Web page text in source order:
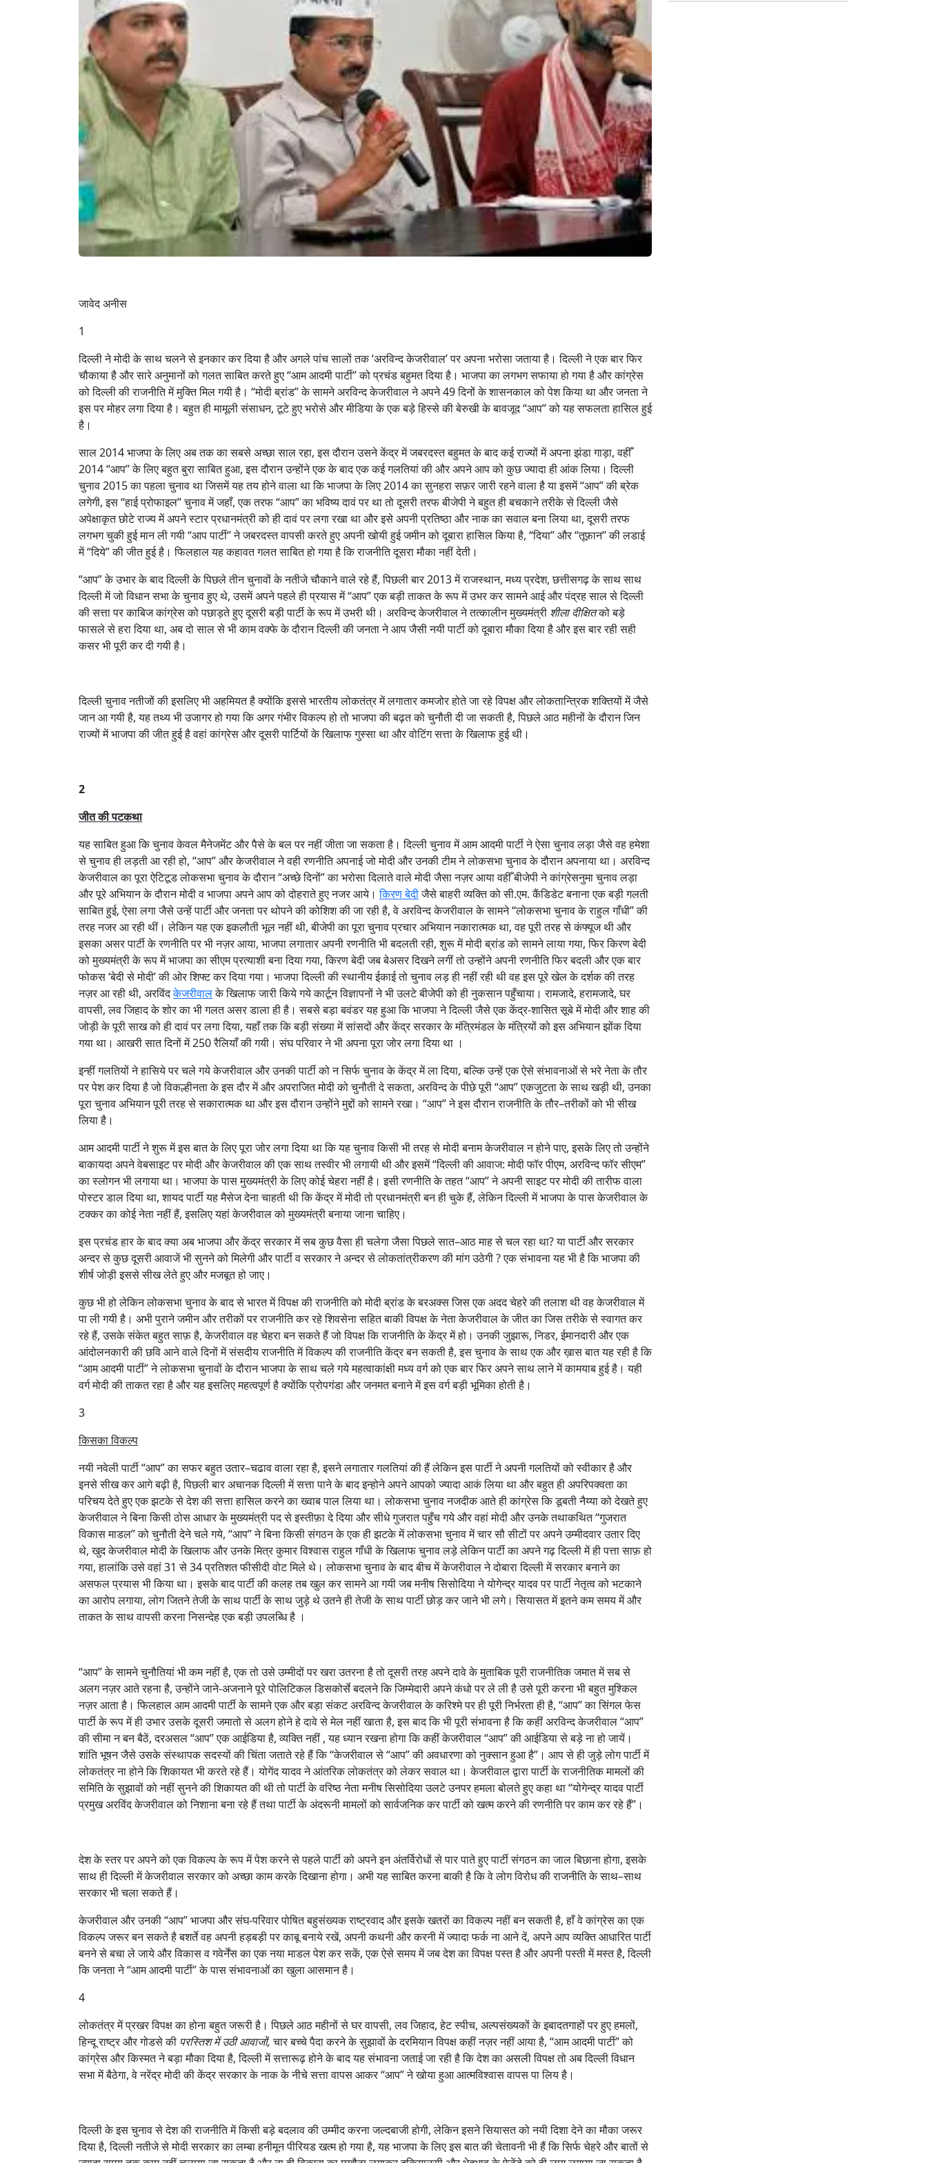
जावेद अनीस
1
दिल्ली ने मोदी के साथ चलने से इनकार कर दिया है और अगले पांच सालों तक ‘अरविन्द केजरीवाल’ पर अपना भरोसा जताया है। दिल्ली ने एक बार फिर
चौकाया है और सारे अनुमानों को गलत साबित करते हुए “आम आदमी पार्टी” को प्रचंड बहुमत दिया है। भाजपा का लगभग सफाया हो गया है और कांग्रेस
को दिल्ली की राजनीति में मुक्ति मिल गयी है। “मोदी ब्रांड” के सामने अरविन्द केजरीवाल ने अपने 49 दिनों के शासनकाल को पेश किया था और जनता ने
इस पर मोहर लगा दिया है। बहुत ही मामूली संसाधन, टूटे हुए भरोसे और मीडिया के एक बड़े हिस्से की बेरुखी के बावजूद “आप” को यह सफलता हासिल हुई
है।
साल 2014 भाजपा के लिए अब तक का सबसे अच्छा साल रहा, इस दौरान उसने केंद्र में जबरदस्त बहुमत के बाद कई राज्यों में अपना झंडा गाड़ा, वहीँ
2014 “आप” के लिए बहुत बुरा साबित हुआ, इस दौरान उन्होंने एक के बाद एक कई गलतियां की और अपने आप को कुछ ज्यादा ही आंक लिया। दिल्ली
चुनाव 2015 का पहला चुनाव था जिसमें यह तय होने वाला था कि भाजपा के लिए 2014 का सुनहरा सफ़र जारी रहने वाला है या इसमें “आप” की ब्रेक
लगेगी, इस “हाई प्रोफाइल” चुनाव में जहाँ, एक तरफ “आप” का भविष्य दावं पर था तो दूसरी तरफ बीजेपी ने बहुत ही बचकाने तरीके से दिल्ली जैसे
अपेक्षाकृत छोटे राज्य में अपने स्टार प्रधानमंत्री को ही दावं पर लगा रखा था और इसे अपनी प्रतिष्ठा और नाक का सवाल बना लिया था, दूसरी तरफ
लगभग चुकी हुई मान ली गयी “आप पार्टी” ने जबरदस्त वापसी करते हुए अपनी खोयी हुई जमीन को दूबारा हासिल किया है, “दिया” और “तूफ़ान” की लडाई
में “दिये” की जीत हुई है। फिलहाल यह कहावत गलत साबित हो गया है कि राजनीति दूसरा मौका नहीं देती।
“आप” के उभार के बाद दिल्ली के पिछले तीन चुनावों के नतीजे चौकाने वाले रहे हैं, पिछली बार 2013 में राजस्थान, मध्य प्रदेश, छत्तीसगढ़ के साथ साथ
दिल्ली में जो विधान सभा के चुनाव हुए थे, उसमें अपने पहले ही प्रयास में “आप” एक बड़ी ताकत के रूप में उभर कर सामने आई और पंद्रह साल से दिल्ली
की सत्ता पर काबिज कांग्रेस को पछाड़ते हुए दूसरी बड़ी पार्टी के रूप में उभरी थी। अरविन्द केजरीवाल ने तत्कालीन मुख्यमंत्री शीला दीक्षितको बड़े
फासले से हरा दिया था, अब दो साल से भी काम वक्फे के दौरान दिल्ली की जनता ने आप जैसी नयी पार्टी को दूबारा मौका दिया है और इस बार रही सही
कसर भी पूरी कर दी गयी है।
दिल्ली चुनाव नतीजों की इसलिए भी अहमियत है क्योंकि इससे भारतीय लोकतंत्र में लगातार कमजोर होते जा रहे विपक्ष और लोकतान्त्रिक शक्तियों में जैसे
जान आ गयी है, यह तथ्य भी उजागर हो गया कि अगर गंभीर विकल्प हो तो भाजपा की बढ़त को चुनौती दी जा सकती है, पिछले आठ महीनों के दौरान जिन
राज्यों में भाजपा की जीत हुई है वहां कांग्रेस और दूसरी पार्टियों के खिलाफ गुस्सा था और वोटिंग सत्ता के खिलाफ हुई थी।
2
जीत की पटकथा
यह साबित हुआ कि चुनाव केवल मैनेजमेंट और पैसे के बल पर नहीं जीता जा सकता है। दिल्ली चुनाव में आम आदमी पार्टी ने ऐसा चुनाव लड़ा जैसे वह हमेशा
से चुनाव ही लड़ती आ रही हो, “आप” और केजरीवाल ने वही रणनीति अपनाई जो मोदी और उनकी टीम ने लोकसभा चुनाव के दौरान अपनाया था। अरविन्द
केजरीवाल का पूरा ऐटिटूड लोकसभा चुनाव के दौरान “अच्छे दिनों” का भरोसा दिलाते वाले मोदी जैसा नज़र आया वहीँ बीजेपी ने कांग्रेसनुमा चुनाव लड़ा
और पूरे अभियान के दौरान मोदी व भाजपा अपने आप को दोहराते हुए नजर आये।किरण बेदीजैसे बाहरी व्यक्ति को सी.एम. कैंडिडेट बनाना एक बड़ी गलती
साबित हुई, ऐसा लगा जैसे उन्हें पार्टी और जनता पर थोपने की कोशिश की जा रही है, वे अरविन्द केजरीवाल के सामने “लोकसभा चुनाव के राहुल गाँधी” की
तरह नजर आ रही थीं। लेकिन यह एक इकलौती भूल नहीं थी, बीजेपी का पूरा चुनाव प्रचार अभियान नकारात्मक था, वह पूरी तरह से कंफ्यूज थी और
इसका असर पार्टी के रणनीति पर भी नज़र आया, भाजपा लगातार अपनी रणनीति भी बदलती रही, शुरू में मोदी ब्रांड को सामने लाया गया, फिर किरण बेदी
को मुख्यमंत्री के रूप में भाजपा का सीएम प्रत्याशी बना दिया गया, किरण बेदी जब बेअसर दिखने लगीं तो उन्होंने अपनी रणनीति फिर बदली और एक बार
फोकस ‘बेदी से मोदी’ की ओर शिफ्ट कर दिया गया। भाजपा दिल्ली की स्थानीय ईकाई तो चुनाव लड़ ही नहीं रही थी वह इस पूरे खेल के दर्शक की तरह
नज़र आ रही थी, अरविंदकेजरीवालके खिलाफ जारी किये गये कार्टून विज्ञापनों ने भी उलटे बीजेपी को ही नुकसान पहुँचाया। रामजादे, हरामजादे, घर
वापसी, लव जिहाद के शोर का भी गलत असर डाला ही है। सबसे बड़ा बवंडर यह हुआ कि भाजपा ने दिल्ली जैसे एक केंद्र-शासित सूबे में मोदी और शाह की
जोड़ी के पूरी साख को ही दावं पर लगा दिया, यहाँ तक कि बड़ी संख्या में सांसदों और केंद्र सरकार के मंत्रिमंडल के मंत्रियों को इस अभियान झोंक दिया
गया था। आखरी सात दिनों में 250 रैलियाँ की गयी। संघ परिवार ने भी अपना पूरा जोर लगा दिया था ।
इन्हीं गलतियों ने हासिये पर चले गये केजरीवाल और उनकी पार्टी को न सिर्फ चुनाव के केंद्र में ला दिया, बल्कि उन्हें एक ऐसे संभावनाओं से भरे नेता के तौर
पर पेश कर दिया है जो विकल्हीनता के इस दौर में और अपराजित मोदी को चुनौती दे सकता, अरविन्द के पीछे पूरी “आप” एकजुटता के साथ खड़ी थी, उनका
पूरा चुनाव अभियान पूरी तरह से सकारात्मक था और इस दौरान उन्होंने मुद्दों को सामने रखा। “आप” ने इस दौरान राजनीति के तौर–तरीकों को भी सीख
लिया है।
आम आदमी पार्टी ने शुरू में इस बात के लिए पूरा जोर लगा दिया था कि यह चुनाव किसी भी तरह से मोदी बनाम केजरीवाल न होने पाए, इसके लिए तो उन्होंने
बाकायदा अपने वेबसाइट पर मोदी और केजरीवाल की एक साथ तस्वीर भी लगायी थी और इसमें “दिल्ली की आवाज: मोदी फॉर पीएम, अरविन्द फॉर सीएम”
का स्लोगन भी लगाया था। भाजपा के पास मुख्यमंत्री के लिए कोई चेहरा नहीं है। इसी रणनीति के तहत “आप” ने अपनी साइट पर मोदी की तारीफ वाला
पोस्टर डाल दिया था, शायद पार्टी यह मैसेज देना चाहती थी कि केंद्र में मोदी तो प्रधानमंत्री बन ही चुके हैं, लेकिन दिल्ली में भाजपा के पास केजरीवाल के
टक्कर का कोई नेता नहीं हैं, इसलिए यहां केजरीवाल को मुख्यमंत्री बनाया जाना चाहिए।
इस प्रचंड हार के बाद क्या अब भाजपा और केंद्र सरकार में सब कुछ वैसा ही चलेगा जैसा पिछले सात–आठ माह से चल रहा था? या पार्टी और सरकार
अन्दर से कुछ दूसरी आवाजें भी सुनने को मिलेगी और पार्टी व सरकार ने अन्दर से लोकतांत्रीकरण की मांग उठेगी ? एक संभावना यह भी है कि भाजपा की
शीर्ष जोड़ी इससे सीख लेते हुए और मजबूत हो जाए।
कुछ भी हो लेकिन लोकसभा चुनाव के बाद से भारत में विपक्ष की राजनीति को मोदी ब्रांड के बरअक्स जिस एक अदद चेहरे की तलाश थी वह केजरीवाल में
पा ली गयी है। अभी पुराने जमीन और तरीकों पर राजनीति कर रहे शिवसेना सहित बाकी विपक्ष के नेता केजरीवाल के जीत का जिस तरीके से स्वागत कर
रहे हैं, उसके संकेत बहुत साफ़ है, केजरीवाल वह चेहरा बन सकते हैं जो विपक्ष कि राजनीति के केंद्र में हो। उनकी जुझारू, निडर, ईमानदारी और एक
आंदोलनकारी की छवि आने वाले दिनों में संसदीय राजनीति में विकल्प की राजनीति केंद्र बन सकती है, इस चुनाव के साथ एक और ख़ास बात यह रही है कि
“आम आदमी पार्टी” ने लोकसभा चुनावों के दौरान भाजपा के साथ चले गये महत्वाकांक्षी मध्य वर्ग को एक बार फिर अपने साथ लाने में कामयाब हुई है। यही
वर्ग मोदी की ताकत रहा है और यह इसलिए महत्वपूर्ण है क्योंकि प्रोपगंडा और जनमत बनाने में इस वर्ग बड़ी भूमिका होती है।
3
किसका विकल्प
नयी नवेली पार्टी “आप” का सफर बहुत उतार–चढाव वाला रहा है, इसने लगातार गलतियां की हैं लेकिन इस पार्टी ने अपनी गलतियों को स्वीकार है और
इनसे सीख कर आगे बढ़ी है, पिछली बार अचानक दिल्ली में सत्ता पाने के बाद इन्होने अपने आपको ज्यादा आकं लिया था और बहुत ही अपरिपक्वता का
परिचय देते हुए एक झटके से देश की सत्ता हासिल करने का ख्वाब पाल लिया था। लोकसभा चुनाव नजदीक आते ही कांग्रेस कि डूबती नैय्या को देखते हुए
केजरीवाल ने बिना किसी ठोस आधार के मुख्यमंत्री पद से इस्तीफ़ा दे दिया और सीधे गुजरात पहुँच गये और वहां मोदी और उनके तथाकथित “गुजरात
विकास माडल” को चुनौती देने चले गये, “आप” ने बिना किसी संगठन के एक ही झटके में लोकसभा चुनाव में चार सौ सीटों पर अपने उम्मीदवार उतार दिए
थे, खुद केजरीवाल मोदी के खिलाफ और उनके मित्र कुमार विश्वास राहुल गाँधी के खिलाफ चुनाव लड़े लेकिन पार्टी का अपने गढ़ दिल्ली में ही पत्ता साफ़ हो
गया, हालांकि उसे वहां 31 से 34 प्रतिशत फीसीदी वोट मिले थे। लोकसभा चुनाव के बाद बीच में केजरीवाल ने दोबारा दिल्ली में सरकार बनाने का
असफल प्रयास भी किया था। इसके बाद पार्टी की कलह तब खुल कर सामने आ गयी जब मनीष सिसोदिया ने योगेन्द्र यादव पर पार्टी नेतृत्व को भटकाने
का आरोप लगाया, लोग जितने तेजी के साथ पार्टी के साथ जुड़े थे उतने ही तेजी के साथ पार्टी छोड़ कर जाने भी लगे। सियासत में इतने कम समय में और
ताकत के साथ वापसी करना निसन्देह एक बड़ी उपलब्धि है ।
“आप” के सामने चुनौतियां भी कम नहीं है, एक तो उसे उम्मीदों पर खरा उतरना है तो दूसरी तरह अपने दावे के मुताबिक पूरी राजनीतिक जमात में सब से
अलग नज़र आते रहना है, उन्होंने जाने-अजनाने पूरे पोलिटिकल डिसकोर्से बदलने कि जिम्मेदारी अपने कंधो पर ले ली है उसे पूरी करना भी बहुत मुश्किल
नज़र आता है। फिलहाल आम आदमी पार्टी के सामने एक और बड़ा संकट अरविन्द केजरीवाल के करिश्मे पर ही पूरी निर्भरता ही है, “आप” का सिंगल फेस
पार्टी के रूप में ही उभार उसके दूसरी जमातो से अलग होने हे दावे से मेल नहीं खाता है, इस बाद कि भी पूरी संभावना है कि कहीं अरविन्द केजरीवाल “आप”
की सीमा न बन बैठें, दरअसल “आप” एक आईडिया है, व्यक्ति नहीं , यह ध्यान रखना होगा कि कहीं केजरीवाल “आप” की आईडिया से बड़े ना हो जायें।
शांति भूषन जैसे उसके संस्थापक सदस्यों की चिंता जताते रहे हैं कि “केजरीवाल से “आप” की अवधारणा को नुक्सान हुआ है”। आप से ही जुड़े लोग पार्टी में
लोकतंत्र ना होने कि शिकायत भी करते रहे हैं। योगेंद यादव ने आंतरिक लोकतंत्र को लेकर सवाल था। केजरीवाल द्वारा पार्टी के राजनीतिक मामलों की
समिति के सुझावों को नहीं सुनने की शिकायत की थी तो पार्टी के वरिष्ठ नेता मनीष सिसोदिया उलटे उनपर हमला बोलते हुए कहा था “योगेन्द्र यादव पार्टी
प्रमुख अरविंद केजरीवाल को निशाना बना रहे हैं तथा पार्टी के अंदरूनी मामलों को सार्वजनिक कर पार्टी को खत्म करने की रणनीति पर काम कर रहे हैं”।
देश के स्तर पर अपने को एक विकल्प के रूप में पेश करने से पहले पार्टी को अपने इन अंतर्विरोधों से पार पाते हुए पार्टी संगठन का जाल बिछाना होगा, इसके
साथ ही दिल्ली में केजरीवाल सरकार को अच्छा काम करके दिखाना होगा। अभी यह साबित करना बाकी है कि वे लोग विरोध की राजनीति के साथ–साथ
सरकार भी चला सकते हैं।
केजरीवाल और उनकी “आप” भाजपा और संघ-परिवार पोषित बहुसंख्यक राष्ट्रवाद और इसके खतरों का विकल्प नहीं बन सकती है, हाँ वे कांग्रेस का एक
विकल्प जरूर बन सकते है बशर्ते वह अपनी हड़बड़ी पर काबू बनाये रखें, अपनी कथनी और करनी में ज्यादा फर्क ना आने दें, अपने आप व्यक्ति आधारित पार्टी
बनने से बचा ले जाये और विकास व गवेर्नेंस का एक नया माडल पेश कर सकें, एक ऐसे समय में जब देश का विपक्ष पस्त है और अपनी पस्ती में मस्त है, दिल्ली
कि जनता ने “आम आदमी पार्टी” के पास संभावनाओं का खुला आसमान है।
4
लोकतंत्र में प्रखर विपक्ष का होना बहुत जरूरी है। पिछले आठ महीनों से घर वापसी, लव जिहाद, हेट स्पीच, अल्पसंख्यकों के इबादतगाहों पर हुए हमलों,
हिन्दू राष्ट्र और गोडसे की परस्तिश में उठी आवाजों,चार बच्चे पैदा करने के सुझावों के दरमियान विपक्ष कहीं नज़र नहीं आया है, “आम आदमी पार्टी” को
कांग्रेस और किस्मत ने बड़ा मौका दिया है, दिल्ली में सत्तारूढ़ होने के बाद यह संभावना जताई जा रही है कि देश का असली विपक्ष तो अब दिल्ली विधान
सभा में बैठेगा, वे नरेंद्र मोदी की केंद्र सरकार के नाक के नीचे सत्ता वापस आकर “आप” ने खोया हुआ आत्मविश्वास वापस पा लिय है।
दिल्ली के इस चुनाव से देश की राजनीति में किसी बड़े बदलाव की उम्मीद करना जल्दबाजी होगी, लेकिन इसने सियासत को नयी दिशा देने का मौका जरूर
दिया है, दिल्ली नतीजे से मोदी सरकार का लम्बा हनीमून पीरियड खत्म हो गया है, यह भाजपा के लिए इस बात की चेतावनी भी हैं कि सिर्फ चेहरे और बातों से